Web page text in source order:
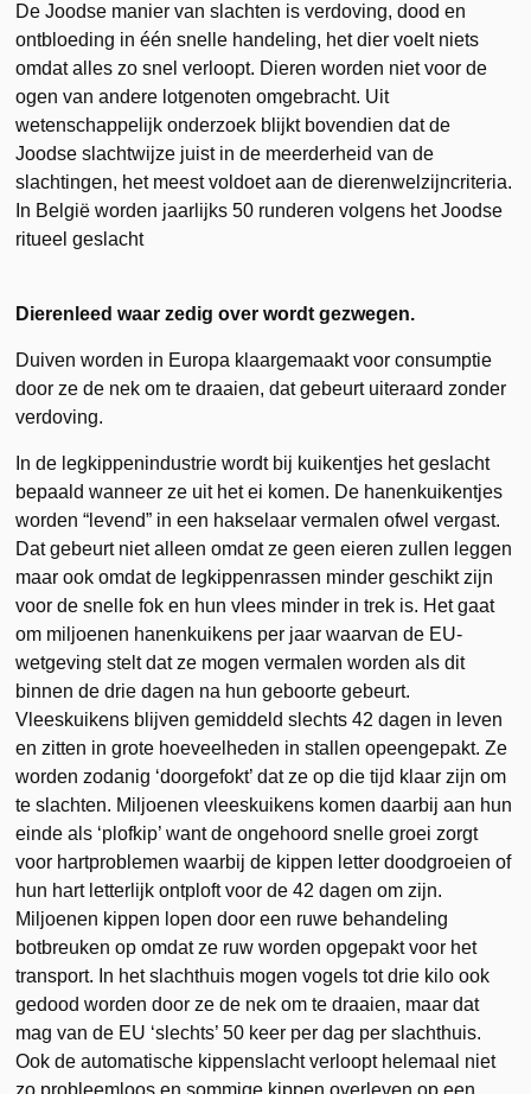
De Joodse manier van slachten is verdoving, dood en
ontbloeding in één snelle handeling, het dier voelt niets
omdat alles zo snel verloopt. Dieren worden niet voor de
ogen van andere lotgenoten omgebracht. Uit
wetenschappelijk onderzoek blijkt bovendien dat de
Joodse slachtwijze juist in de meerderheid van de
slachtingen, het meest voldoet aan de dierenwelzijncriteria.
In België worden jaarlijks 50 runderen volgens het Joodse
ritueel geslacht
Dierenleed waar zedig over wordt gezwegen.
Duiven worden in Europa klaargemaakt voor consumptie
door ze de nek om te draaien, dat gebeurt uiteraard zonder
verdoving.
In de legkippenindustrie wordt bij kuikentjes het geslacht
bepaald wanneer ze uit het ei komen. De hanenkuikentjes
worden “levend” in een hakselaar vermalen ofwel vergast.
Dat gebeurt niet alleen omdat ze geen eieren zullen leggen
maar ook omdat de legkippenrassen minder geschikt zijn
voor de snelle fok en hun vlees minder in trek is. Het gaat
om miljoenen hanenkuikens per jaar waarvan de EU-
wetgeving stelt dat ze mogen vermalen worden als dit
binnen de drie dagen na hun geboorte gebeurt.
Vleeskuikens blijven gemiddeld slechts 42 dagen in leven
en zitten in grote hoeveelheden in stallen opeengepakt. Ze
worden zodanig ‘doorgefokt’ dat ze op die tijd klaar zijn om
te slachten. Miljoenen vleeskuikens komen daarbij aan hun
einde als ‘plofkip’ want de ongehoord snelle groei zorgt
voor hartproblemen waarbij de kippen letter doodgroeien of
hun hart letterlijk ontploft voor de 42 dagen om zijn.
Miljoenen kippen lopen door een ruwe behandeling
botbreuken op omdat ze ruw worden opgepakt voor het
transport. In het slachthuis mogen vogels tot drie kilo ook
gedood worden door ze de nek om te draaien, maar dat
mag van de EU ‘slechts’ 50 keer per dag per slachthuis.
Ook de automatische kippenslacht verloopt helemaal niet
zo probleemloos en sommige kippen overleven op een